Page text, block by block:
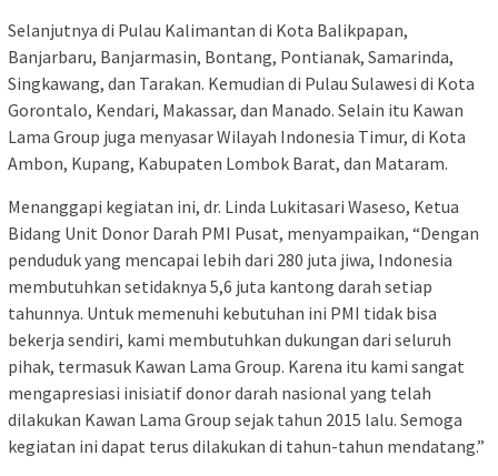
Selanjutnya di Pulau Kalimantan di Kota Balikpapan,
Banjarbaru, Banjarmasin, Bontang, Pontianak, Samarinda,
Singkawang, dan Tarakan. Kemudian di Pulau Sulawesi di Kota
Gorontalo, Kendari, Makassar, dan Manado. Selain itu Kawan
Lama Group juga menyasar Wilayah Indonesia Timur, di Kota
Ambon, Kupang, Kabupaten Lombok Barat, dan Mataram.
Menanggapi kegiatan ini, dr. Linda Lukitasari Waseso, Ketua
Bidang Unit Donor Darah PMI Pusat, menyampaikan, “Dengan
penduduk yang mencapai lebih dari 280 juta jiwa, Indonesia
membutuhkan setidaknya 5,6 juta kantong darah setiap
tahunnya. Untuk memenuhi kebutuhan ini PMI tidak bisa
bekerja sendiri, kami membutuhkan dukungan dari seluruh
pihak, termasuk Kawan Lama Group. Karena itu kami sangat
mengapresiasi inisiatif donor darah nasional yang telah
dilakukan Kawan Lama Group sejak tahun 2015 lalu. Semoga
kegiatan ini dapat terus dilakukan di tahun-tahun mendatang.”